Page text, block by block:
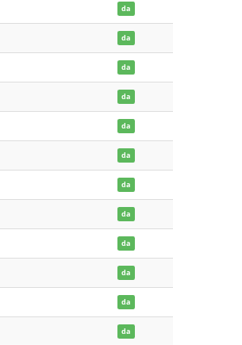
da
da
da
da
da
da
da
da
da
da
da
da